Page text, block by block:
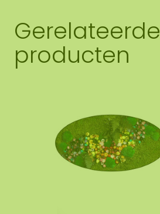
Gerelateerde
producten